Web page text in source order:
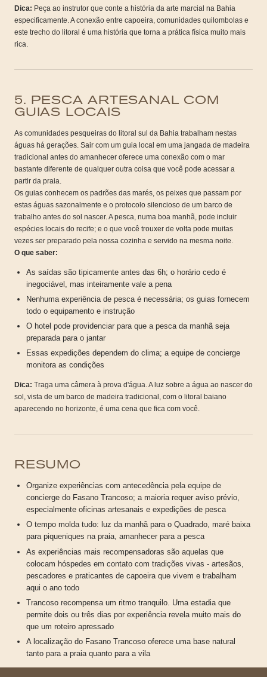
Dica: Peça ao instrutor que conte a história da arte marcial na Bahia
especificamente. A conexão entre capoeira, comunidades quilombolas e
este trecho do litoral é uma história que torna a prática física muito mais
rica.
5. PESCA ARTESANAL COM
GUIAS LOCAIS
As comunidades pesqueiras do litoral sul da Bahia trabalham nestas
águas há gerações. Sair com um guia local em uma jangada de madeira
tradicional antes do amanhecer oferece uma conexão com o mar
bastante diferente de qualquer outra coisa que você pode acessar a
partir da praia.
Os guias conhecem os padrões das marés, os peixes que passam por
estas águas sazonalmente e o protocolo silencioso de um barco de
trabalho antes do sol nascer. A pesca, numa boa manhã, pode incluir
espécies locais do recife; e o que você trouxer de volta pode muitas
vezes ser preparado pela nossa cozinha e servido na mesma noite.
O que saber:
As saídas são tipicamente antes das 6h; o horário cedo é
inegociável, mas inteiramente vale a pena
Nenhuma experiência de pesca é necessária; os guias fornecem
todo o equipamento e instrução
O hotel pode providenciar para que a pesca da manhã seja
preparada para o jantar
Essas expedições dependem do clima; a equipe de concierge
monitora as condições
Dica: Traga uma câmera à prova d'água. A luz sobre a água ao nascer do
sol, vista de um barco de madeira tradicional, com o litoral baiano
aparecendo no horizonte, é uma cena que fica com você.
RESUMO
Organize experiências com antecedência pela equipe de
concierge do Fasano Trancoso; a maioria requer aviso prévio,
especialmente oficinas artesanais e expedições de pesca
O tempo molda tudo: luz da manhã para o Quadrado, maré baixa
para piqueniques na praia, amanhecer para a pesca
As experiências mais recompensadoras são aquelas que
colocam hóspedes em contato com tradições vivas - artesãos,
pescadores e praticantes de capoeira que vivem e trabalham
aqui o ano todo
Trancoso recompensa um ritmo tranquilo. Uma estadia que
permite dois ou três dias por experiência revela muito mais do
que um roteiro apressado
A localização do Fasano Trancoso oferece uma base natural
tanto para a praia quanto para a vila